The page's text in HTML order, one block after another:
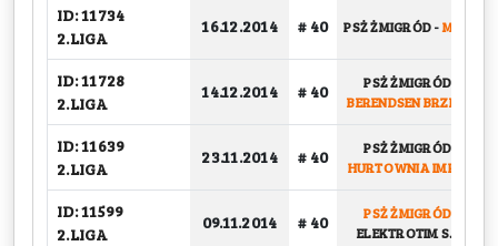
ID: 11734
2.LIGA
16.12.2014 # 40 PSŻ ŻMIGRÓD-MNTR
ID: 11728
2.LIGA
14.12.2014 # 40 PSŻ ŻMIGRÓD
BERENDSEN BRZEG D
ID: 11639
2.LIGA
23.11.2014 # 40 PSŻ ŻMIGRÓD
HURTOWNIA IMPALI
ID: 11599
2.LIGA
09.11.2014 # 40 PSŻ ŻMIGRÓD
ELEKTROTIM S.A.